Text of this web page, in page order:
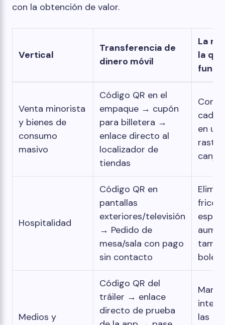
con la obtención de valor.
Vertical
Transferencia de
dinero móvil
La
la que
Venta minorista
y bienes de
consumo
masivo
Código QR en el
empaque → cupón
para billetera →
enlace directo al
localizador de
tiendas
cada
en un
Hospitalidad
Código QR en
pantallas
exteriores/televisión
→ Pedido de
mesa/sala con pago
sin contacto
boleto
Medios y
Código QR del
tráiler → enlace
directo de prueba
las